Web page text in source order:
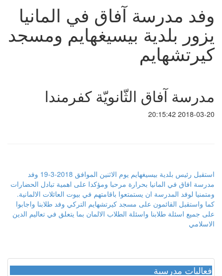
وفد مدرسة آفاق في المانيا
يزور بلدية بيسيغهايم ومسجد
كيرتشهايم
مدرسة آفاق الثّانويّة كفرمندا
2018-03-20 20:15:42
استقبل رئيس بلدية بيسيغهايم يوم الاثنين الموافق 2018-3-19 وفد
مدرسة افاق في المانيا بحرارة مرحبا ومؤكدا على اهمية تبادل الحضارات
ومتمنيا لوفد المدرسة ان يستمتعوا باقامتهم في بيوت العائلات الالمانية.
كما واستقبل القائمون على مسجد كيرتشهايم التركي وفد طلابنا واجابوا
على جميع اسئلة طلابنا واسئلة الطلاب الالمان بما يتعلق في تعاليم الدين
الاسلامي
فعاليات مدرسية